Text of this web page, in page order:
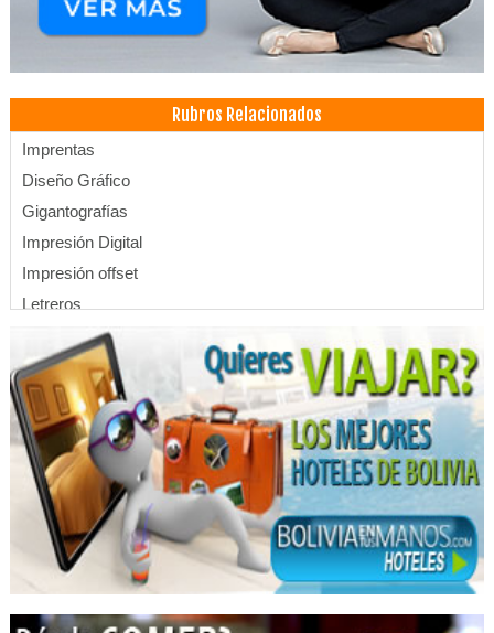
Rubros Relacionados
Imprentas
Diseño Gráfico
Gigantografías
Impresión Digital
Impresión offset
Letreros
Publicidad, Artículos para
Publicidad
Revistas
Médicos Cirugía Digestiva y Laparoscópica
Médicos Cirujanos Generales y Laparoscópicos
Consultorio Dental
Dentistas
Estética Dental
Médicos Odontólogos
Odontología Integral